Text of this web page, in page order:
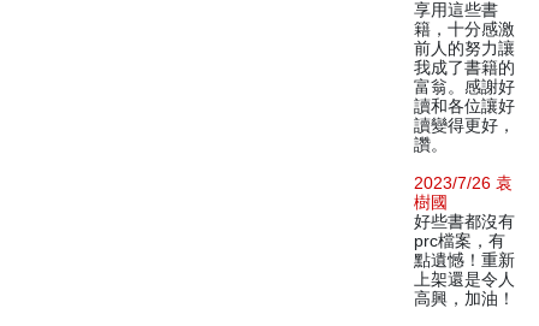
享用這些書
籍，十分感激
前人的努力讓
我成了書籍的
富翁。感謝好
讀和各位讓好
讀變得更好，
讚。
2023/7/26 袁
樹國
好些書都沒有
prc檔案，有
點遺憾！重新
上架還是令人
高興，加油！